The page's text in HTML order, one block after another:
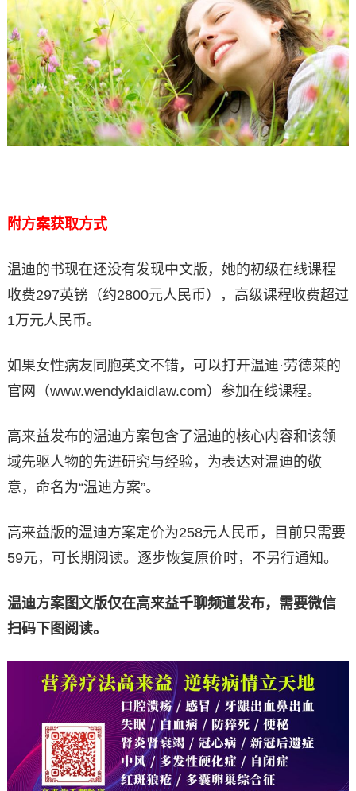
附方案获取方式
温迪的书现在还没有发现中文版，她的初级在线课程
收费297英镑（约2800元人民币），高级课程收费超过
1万元人民币。
如果女性病友同胞英文不错，可以打开温迪·劳德莱的
官网（www.wendyklaidlaw.com）参加在线课程。
高来益发布的温迪方案包含了温迪的核心内容和该领
域先驱人物的先进研究与经验，为表达对温迪的敬
意，命名为“温迪方案”。
高来益版的温迪方案定价为258元人民币，目前只需要
59元，可长期阅读。逐步恢复原价时，不另行通知。
温迪方案图文版仅在高来益千聊频道发布，需要微信
扫码下图阅读。